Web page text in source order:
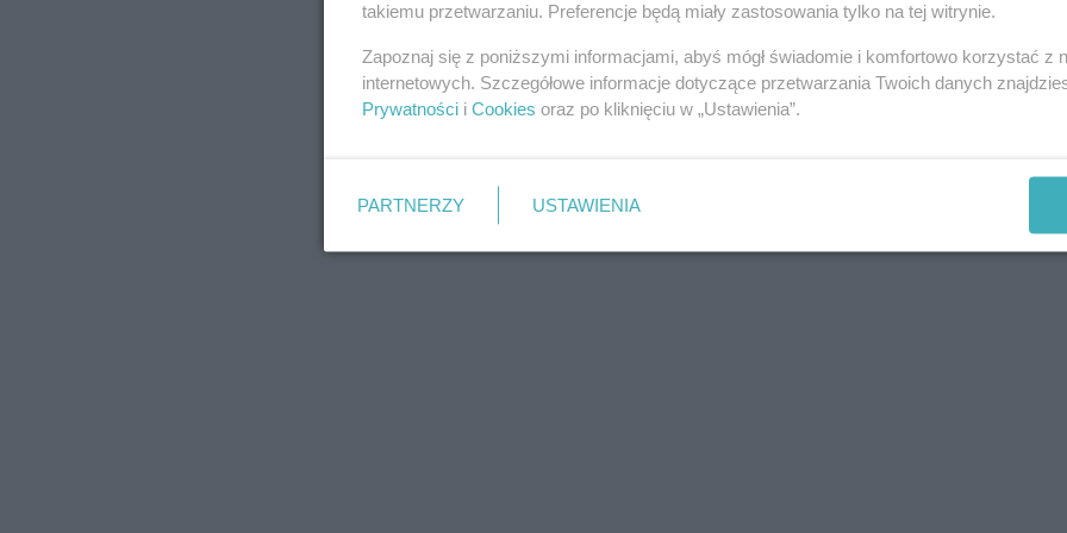
08-
08-
takiemu przetwarzaniu. Preferencje będą miały zastosowania tylko na tej witrynie.
Zapoznaj się z poniższymi informacjami, abyś mógł świadomie i komfortowo korzystać z
internetowych. Szczegółowe informacje dotyczące przetwarzania Twoich danych
Prywatności i Cookies oraz po kliknięciu w „Ustawienia”.
PARTNERZY USTAWIENIA